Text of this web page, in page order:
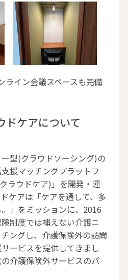
ライン会議スペースも完備
ドケアについて
型(クラウドソーシング)の
援マッチングプラットフ
ラウドケア)」を開発・運
ケアは「ケアを通して、多
」をミッションに、2016
制度では補えない介護ニ
ングし、介護保険外の訪問
ービスを提供してきまし
介護保険外サービスのパ